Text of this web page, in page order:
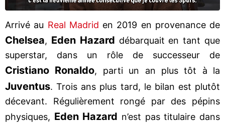
Arrivé au Real Madrid en 2019 en provenance de
Chelsea, Eden Hazard débarquait en tant que
superstar, dans un rôle de successeur de
Cristiano Ronaldo, parti un an plus tôt à la
Juventus. Trois ans plus tard, le bilan est plutôt
décevant. Régulièrement rongé par des pépins
physiques, Eden Hazard n’est pas titulaire dans